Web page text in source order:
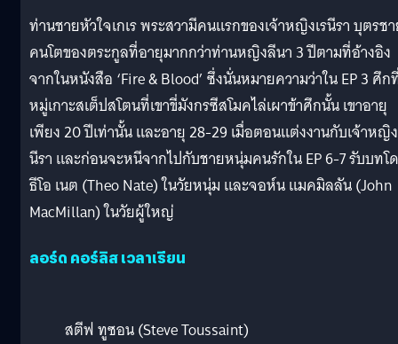
ท่านชายหัวใจเกเร พระสวามีคนแรกของเจ้าหญิงเรนีรา บุตรช
คนโตของตระกูลที่อายุมากกว่าท่านหญิงลีนา 3 ปีตามที่อ้างอิง
จากในหนังสือ ‘Fire & Blood’ ซึ่งนั่นหมายความว่าใน EP 3 ศึก
หมู่เกาะสเต็ปสโตนที่เขาขี่มังกรซีสโมคไล่เผาข้าศึกนั้น เขาอายุ
เพียง 20 ปีเท่านั้น และอายุ 28-29 เมื่อตอนแต่งงานกับเจ้าหญิ
นีรา และก่อนจะหนีจากไปกับชายหนุ่มคนรักใน EP 6-7 รับบทโ
ธีโอ เนต (Theo Nate) ในวัยหนุ่ม และจอห์น แมคมิลลัน (John
MacMillan) ในวัยผู้ใหญ่
ลอร์ด คอร์ลิส เวลาเรียน
สตีฟ ทูซอน (Steve Toussaint)